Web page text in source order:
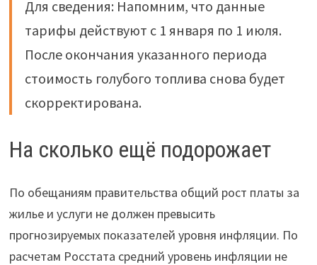
Для сведения: Напомним, что данные
тарифы действуют с 1 января по 1 июля.
После окончания указанного периода
стоимость голубого топлива снова будет
скорректирована.
На сколько ещё подорожает
По обещаниям правительства общий рост платы за
жилье и услуги не должен превысить
прогнозируемых показателей уровня инфляции. По
расчетам Росстата средний уровень инфляции не